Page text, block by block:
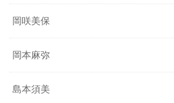
岡咲美保
岡本麻弥
島本須美